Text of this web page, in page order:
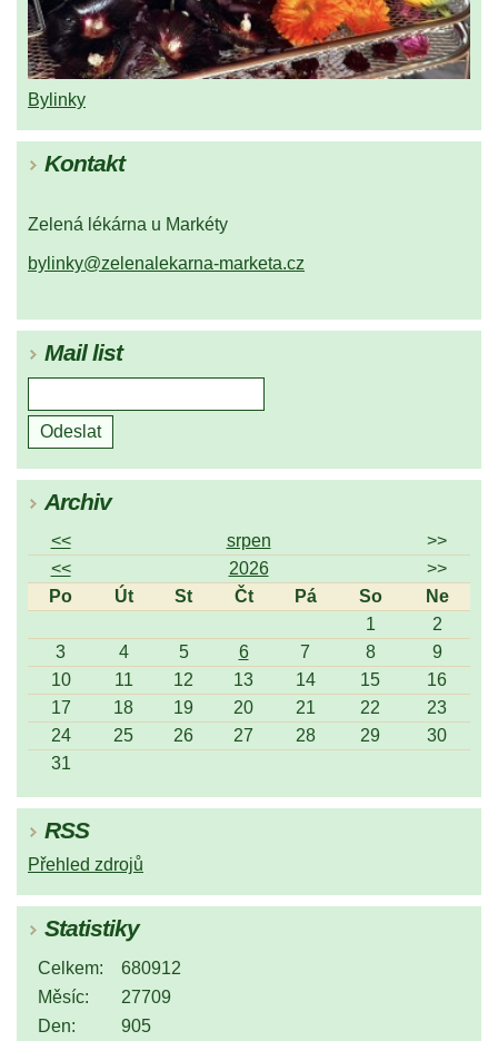
Bylinky
Kontakt
Zelená lékárna u Markéty
bylinky@zelenalekarna-marketa.cz
Mail list
Archiv
<< srpen
>>
<<
2026
>>
Po
Út St Čt Pá So
Ne
1
2
3
4 5 6 7 8
9
10
11 12 13 14 15
16
17
18 19 20 21 22
23
24
25 26 27 28 29
30
31
RSS
Přehled zdrojů
Statistiky
Celkem:
680912
Měsíc:
27709
Den:
905